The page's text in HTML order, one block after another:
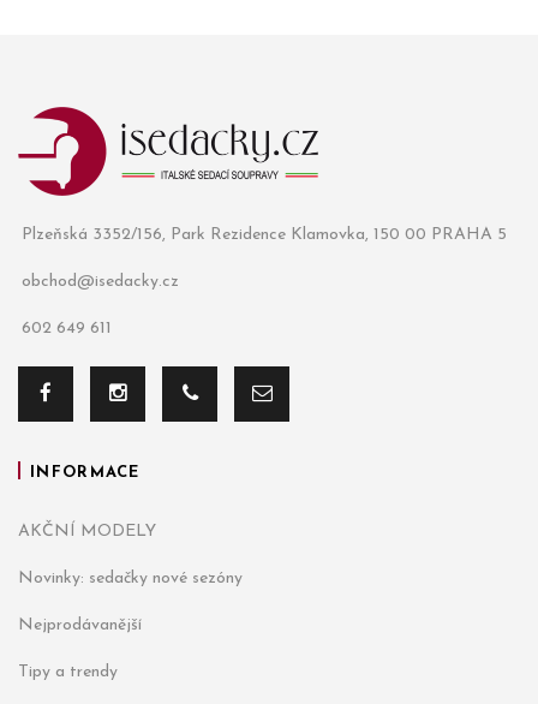
Plzeňská 3352/156, Park Rezidence Klamovka, 150 00 PRAHA 5
obchod@isedacky.cz
602 649 611
INFORMACE
AKČNÍ MODELY
Novinky: sedačky nové sezóny
Nejprodávanější
Tipy a trendy